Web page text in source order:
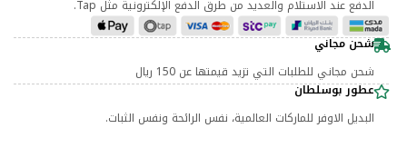
الدفع عند الاستلام والعديد من طرق الدفع الإلكترونية مثل Tap.
شحن مجاني
شحن مجاني للطلبات التي تزيد قيمتها عن 150 ريال
عطور بوسلطان
البديل الاوفر للماركات العالمية، نفس الرائحة ونفس الثبات.